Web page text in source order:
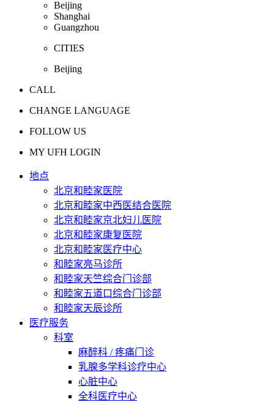
Beijing
Shanghai
Guangzhou
CITIES
Beijing
CALL
CHANGE LANGUAGE
FOLLOW US
MY UFH LOGIN
地点
北京和睦家医院
北京和睦家中西医结合医院
北京和睦家京北妇儿医院
北京和睦家康复医院
北京和睦家医疗中心
和睦家亮马诊所
和睦家天竺综合门诊部
和睦家五道口综合门诊部
和睦家天辰诊所
医疗服务
科室
麻醉科 / 疼痛门诊
乳腺多学科诊疗中心
心脏中心
全科医疗中心